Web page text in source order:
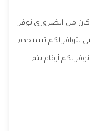
من الضرورى نوفر
تتوافر لكم تستخدم
لكم أرقام يتم